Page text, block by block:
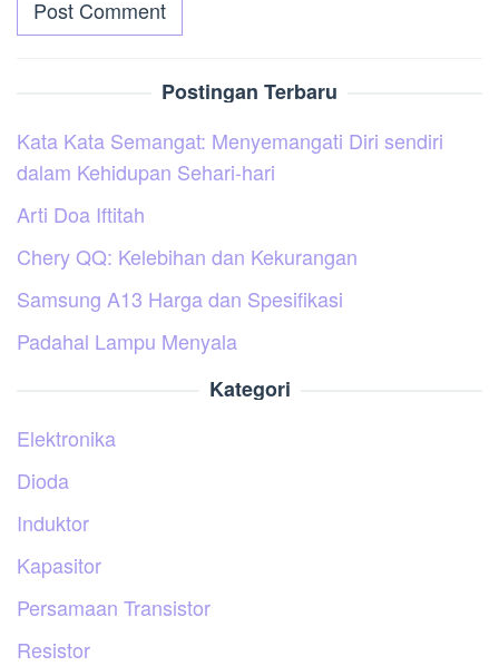
Postingan Terbaru
Kata Kata Semangat: Menyemangati Diri sendiri
dalam Kehidupan Sehari-hari
Arti Doa Iftitah
Chery QQ: Kelebihan dan Kekurangan
Samsung A13 Harga dan Spesifikasi
Padahal Lampu Menyala
Kategori
Elektronika
Dioda
Induktor
Kapasitor
Persamaan Transistor
Resistor